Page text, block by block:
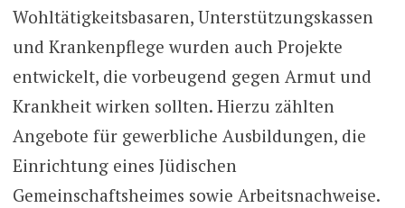
Wohltätigkeitsbasaren, Unterstützungskassen
und Krankenpflege wurden auch Projekte
entwickelt, die vorbeugend gegen Armut und
Krankheit wirken sollten. Hierzu zählten
Angebote für gewerbliche Ausbildungen, die
Einrichtung eines Jüdischen
Gemeinschaftsheimes sowie Arbeitsnachweise.